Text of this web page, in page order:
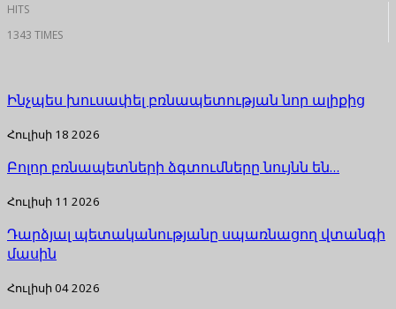
HITS
1343 TIMES
Ինչպես խուսափել բռնապետության նոր ալիքից
Հուլիսի 18 2026
Բոլոր բռնապետների ձգտումները նույնն են…
Հուլիսի 11 2026
Դարձյալ պետականությանը սպառնացող վտանգի
մասին
Հուլիսի 04 2026